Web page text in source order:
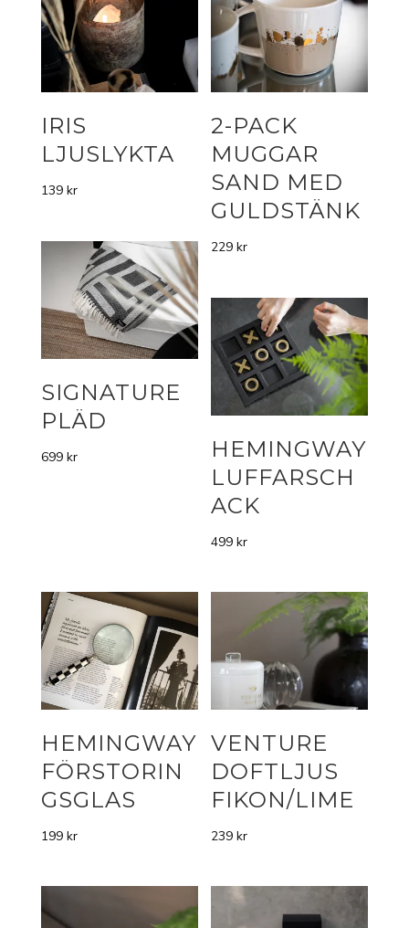
IRIS
LJUSLYKTA
139 kr
2-PACK
MUGGAR
SAND MED
GULDSTÄNK
229kr
SIGNATURE
PLÄD
699 kr
HEMINGWAY
LUFFARSCH
ACK
499kr
HEMINGWAY
FÖRSTORIN
GSGLAS
199 kr
VENTURE
DOFTLJUS
FIKON/LIME
239kr